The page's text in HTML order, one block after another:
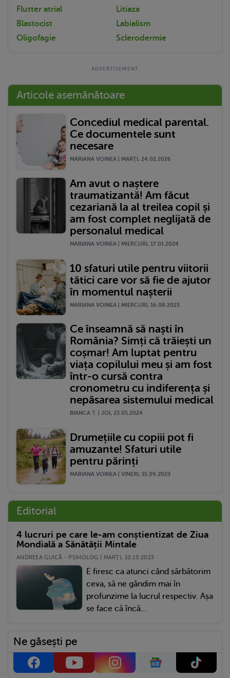
Flutter atrial
Litiaza
Blastocist
Labialism
Oligofagie
Sclerodermie
Articole asemănătoare
Concediul medical parental.
Ce documentele sunt
necesare
MARIANA VOINEA | MARŢI, 24.02.2026
Am avut o naștere
traumatizantă! Am făcut
cezariană la al treilea copil și
am fost complet neglijată de
personalul medical
MARIANA VOINEA | MIERCURI, 17.01.2024
10 sfaturi utile pentru viitorii
tătici care vor să fie de ajutor
în momentul nașterii
MARIANA VOINEA | MIERCURI, 16.08.2023
Ce înseamnă să naști în
România? Simți că trăiești un
coșmar! Am luptat pentru
viața copilului meu și am fost
într-o cursă contra
cronometru cu indiferența și
nepăsarea sistemului medical
BIANCA T. | JOI, 23.05.2024
Drumețiile cu copiii pot fi
amuzante! Sfaturi utile
pentru părinți
MARIANA VOINEA | VINERI, 15.09.2023
Editorial
4 lucruri pe care le-am conștientizat de Ziua
Mondială a Sănătății Mintale
ANDREEA GUICĂ - PSIHOLOG | MARŢI, 10.10.2023
E firesc ca atunci când sărbătorim
ceva, să ne gândim mai în
profunzime la lucrul respectiv. Așa
se face că încă...
Ne găsești pe